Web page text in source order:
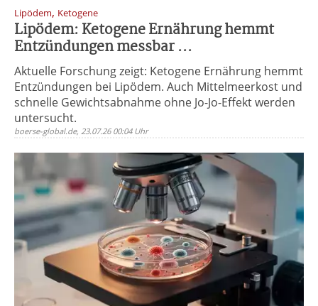
Lipödem, Ketogene
Lipödem: Ketogene Ernährung hemmt
Entzündungen messbar ...
Aktuelle Forschung zeigt: Ketogene Ernährung hemmt
Entzündungen bei Lipödem. Auch Mittelmeerkost und
schnelle Gewichtsabnahme ohne Jo-Jo-Effekt werden
untersucht.
boerse-global.de, 23.07.26 00:04 Uhr